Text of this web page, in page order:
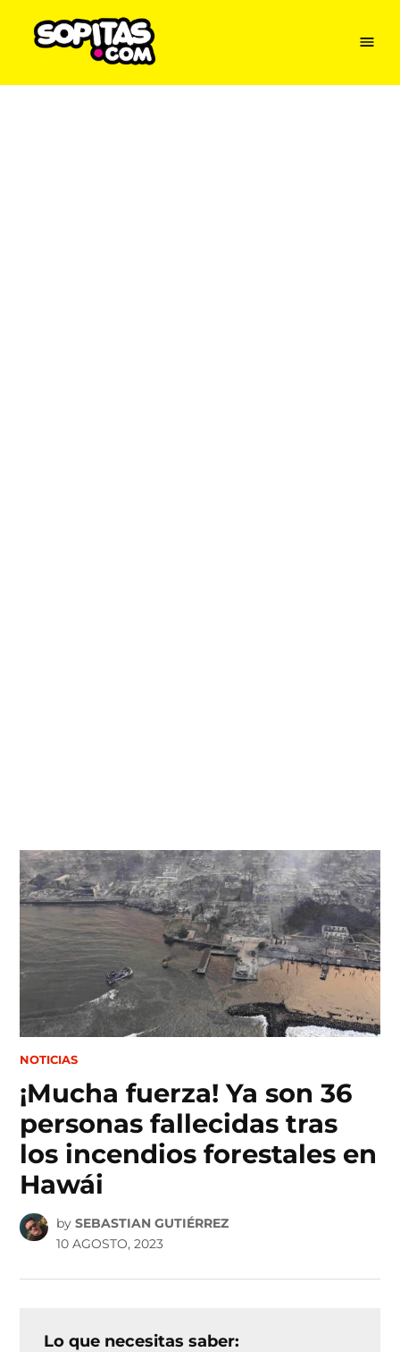
content
Menu
POSTED
NOTICIAS
¡Mucha fuerza! Ya son 36
personas fallecidas tras
los incendios forestales en
Hawái
by SEBASTIAN GUTIÉRREZ
10 AGOSTO, 2023
Lo que necesitas saber: